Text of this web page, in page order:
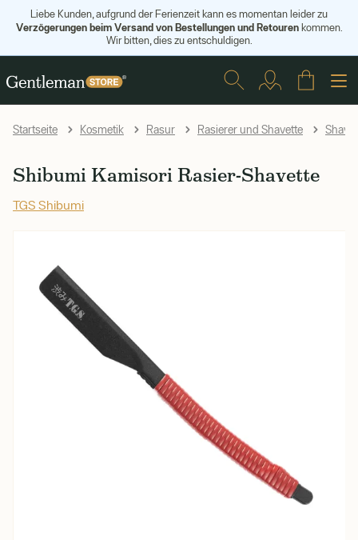
Liebe Kunden, aufgrund der Ferienzeit kann es momentan leider zu
Verzögerungen beim Versand von Bestellungen und Retourenkommen.
Wir bitten, dies zu entschuldigen.
Startseite Kosmetik Rasur Rasierer und Shavette
Shibumi Kamisori Rasier-Shavette
TGS Shibumi